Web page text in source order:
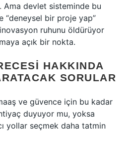
Ama devlet sisteminde bu
“deneysel bir proje yap”
ruhunu öldürüyor
açık bir nokta.
HAKKINDA
SORULAR
ve güvence için bu kadar
duyuyor mu, yoksa
yollar seçmek daha tatmin